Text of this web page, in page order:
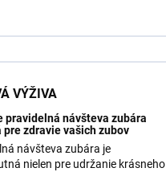
VÝŽIVA
pravidelná návšteva zubára
pre zdravie vašich zubov
návšteva zubára je
nielen pre udržanie krásneho